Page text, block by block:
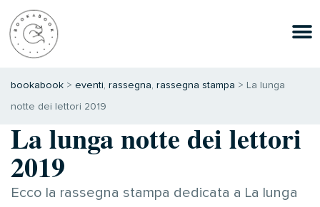
bookabook > eventi, rassegna, rassegna stampa > La lunga
notte dei lettori 2019
La lunga notte dei lettori
2019
Ecco la rassegna stampa dedicata a La lunga